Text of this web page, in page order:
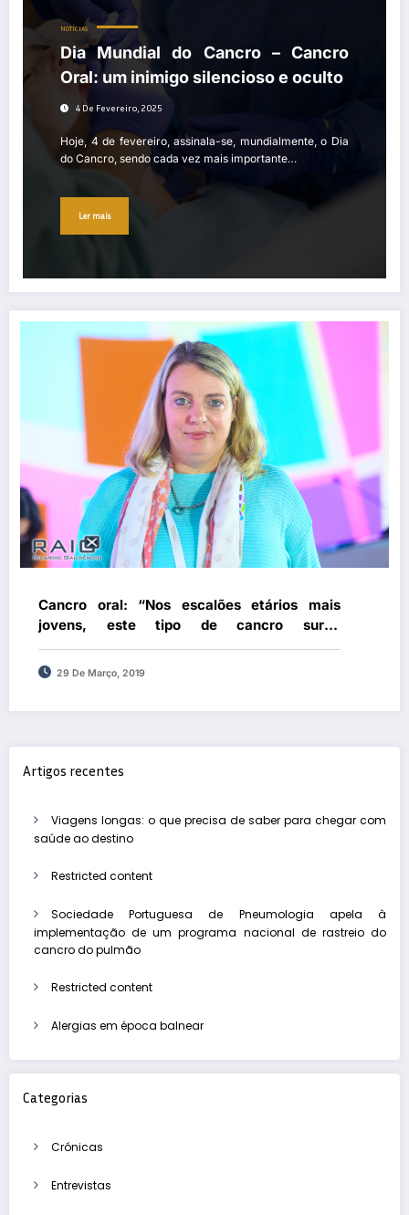
NOTÍCIAS
Dia Mundial do Cancro – Cancro
Oral: um inimigo silencioso e oculto
4 De Fevereiro, 2025
Hoje, 4 de fevereiro, assinala-se, mundialmente, o Dia
do Cancro, sendo cada vez mais importante…
Ler mais
Cancro oral: “Nos escalões etários mais
jovens, este tipo de cancro surge
maioritariamente relacionado com HPV”
29 De Março, 2019
Artigos recentes
Viagens longas: o que precisa de saber para chegar com
saúde ao destino
Restricted content
Sociedade Portuguesa de Pneumologia apela à
implementação de um programa nacional de rastreio do
cancro do pulmão
Restricted content
Alergias em época balnear
Categorias
Crónicas
Entrevistas